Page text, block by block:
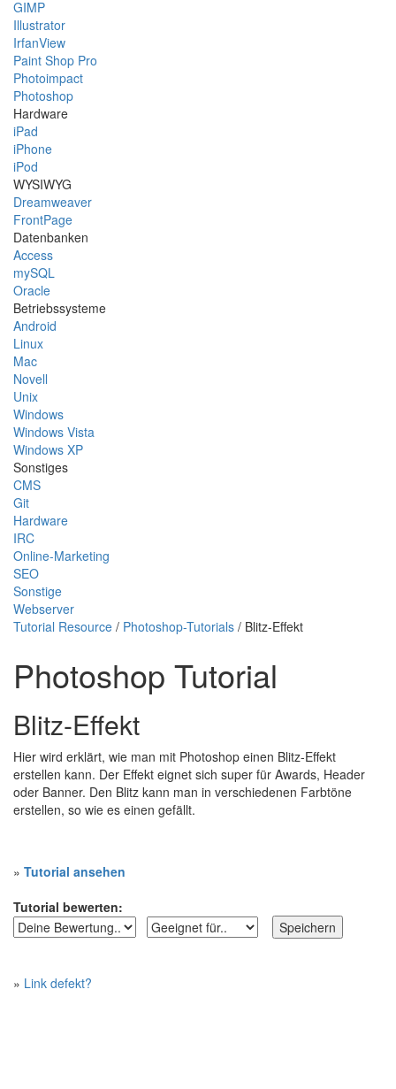
GIMP
Illustrator
IrfanView
Paint Shop Pro
Photoimpact
Photoshop
Hardware
iPad
iPhone
iPod
WYSIWYG
Dreamweaver
FrontPage
Datenbanken
Access
mySQL
Oracle
Betriebssysteme
Android
Linux
Mac
Novell
Unix
Windows
Windows Vista
Windows XP
Sonstiges
CMS
Git
Hardware
IRC
Online-Marketing
SEO
Sonstige
Webserver
Tutorial Resource / Photoshop-Tutorials / Blitz-Effekt
Photoshop Tutorial
Blitz-Effekt
Hier wird erklärt, wie man mit Photoshop einen Blitz-Effekt
erstellen kann. Der Effekt eignet sich super für Awards, Header
oder Banner. Den Blitz kann man in verschiedenen Farbtöne
erstellen, so wie es einen gefällt.
» Tutorial ansehen
Tutorial bewerten:
» Link defekt?